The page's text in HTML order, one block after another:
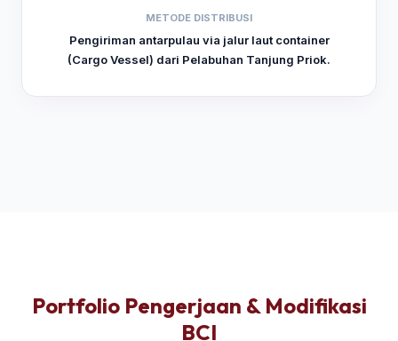
METODE DISTRIBUSI
Pengiriman antarpulau via jalur laut container
(Cargo Vessel) dari Pelabuhan Tanjung Priok.
Portfolio Pengerjaan & Modifikasi
BCI